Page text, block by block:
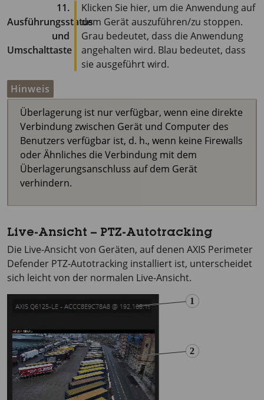
11.
Ausführungsstatus
und
Umschalttaste
Klicken Sie hier, um die Anwendung auf
dem Gerät auszuführen/zu stoppen.
Grau bedeutet, dass die Anwendung
angehalten wird. Blau bedeutet, dass
sie ausgeführt wird.
Hinweis
Überlagerung ist nur verfügbar, wenn eine direkte
Verbindung zwischen Gerät und Computer des
Benutzers verfügbar ist, d. h., wenn keine Firewalls
oder Ähnliches die Verbindung mit dem
Überlagerungsanschluss auf dem Gerät
verhindern.
Live-Ansicht – PTZ-Autotracking
Die Live-Ansicht von Geräten, auf denen AXIS Perimeter
Defender PTZ-Autotracking installiert ist, unterscheidet
sich leicht von der normalen Live-Ansicht.